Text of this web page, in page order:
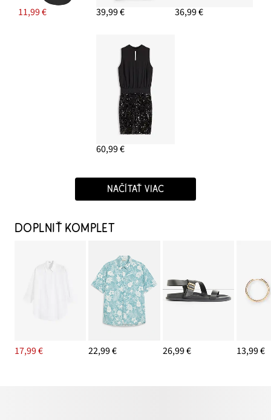
11,99 € 39,99 € 36,99 €
60,99 €
NAČÍTAŤ VIAC
DOPLNIŤ KOMPLET
17,99 € 22,99 € 26,99 € 13,99 €